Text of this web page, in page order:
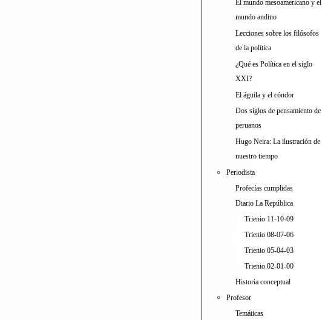
El mundo mesoamericano y el
mundo andino
Lecciones sobre los filósofos
de la política
¿Qué es Política en el siglo
XXI?
El águila y el cóndor
Dos siglos de pensamiento de
peruanos
Hugo Neira: La ilustración de
nuestro tiempo
Periodista
Profecías cumplidas
Diario La República
Trienio 11-10-09
Trienio 08-07-06
Trienio 05-04-03
Trienio 02-01-00
Historia conceptual
Profesor
Temáticas